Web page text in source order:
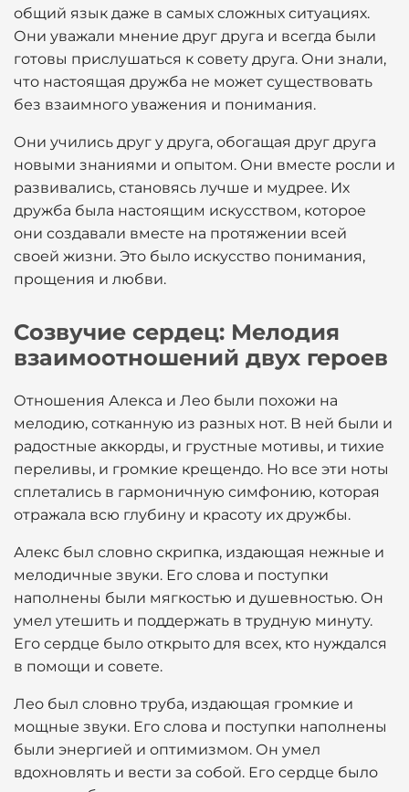
общий язык даже в самых сложных ситуациях.
Они уважали мнение друг друга и всегда были
готовы прислушаться к совету друга. Они знали,
что настоящая дружба не может существовать
без взаимного уважения и понимания.
Они учились друг у друга, обогащая друг друга
новыми знаниями и опытом. Они вместе росли и
развивались, становясь лучше и мудрее. Их
дружба была настоящим искусством, которое
они создавали вместе на протяжении всей
своей жизни. Это было искусство понимания,
прощения и любви.
Созвучие сердец: Мелодия
взаимоотношений двух героев
Отношения Алекса и Лео были похожи на
мелодию, сотканную из разных нот. В ней были и
радостные аккорды, и грустные мотивы, и тихие
переливы, и громкие крещендо. Но все эти ноты
сплетались в гармоничную симфонию, которая
отражала всю глубину и красоту их дружбы.
Алекс был словно скрипка, издающая нежные и
мелодичные звуки. Его слова и поступки
наполнены были мягкостью и душевностью. Он
умел утешить и поддержать в трудную минуту.
Его сердце было открыто для всех, кто нуждался
в помощи и совете.
Лео был словно труба, издающая громкие и
мощные звуки. Его слова и поступки наполнены
были энергией и оптимизмом. Он умел
вдохновлять и вести за собой. Его сердце было